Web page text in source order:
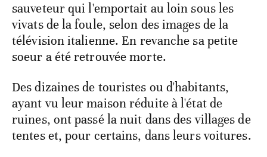
sauveteur qui l'emportait au loin sous les
vivats de la foule, selon des images de la
télévision italienne. En revanche sa petite
soeur a été retrouvée morte.
Des dizaines de touristes ou d'habitants,
ayant vu leur maison réduite à l'état de
ruines, ont passé la nuit dans des villages de
tentes et, pour certains, dans leurs voitures.